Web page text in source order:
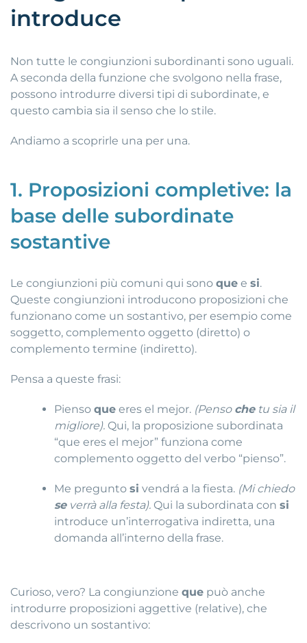
introduce
Non tutte le congiunzioni subordinanti sono uguali.
A seconda della funzione che svolgono nella frase,
possono introdurre diversi tipi di subordinate, e
questo cambia sia il senso che lo stile.
Andiamo a scoprirle una per una.
1. Proposizioni completive: la
base delle subordinate
sostantive
Le congiunzioni più comuni qui sono que e si.
Queste congiunzioni introducono proposizioni che
funzionano come un sostantivo, per esempio come
soggetto, complemento oggetto (diretto) o
complemento termine (indiretto).
Pensa a queste frasi:
Piensoque eres el mejor. (Penso chetu sia il
migliore). Qui, la proposizione subordinata
“que eres el mejor” funziona come
complemento oggetto del verbo “pienso”.
Me preguntosi vendrá a la fiesta. (Mi chiedo
severrà alla festa). Qui la subordinata consi
introduce un’interrogativa indiretta, una
domanda all’interno della frase.
Curioso, vero? La congiunzione que può anche
introdurre proposizioni aggettive (relative), che
descrivono un sostantivo: